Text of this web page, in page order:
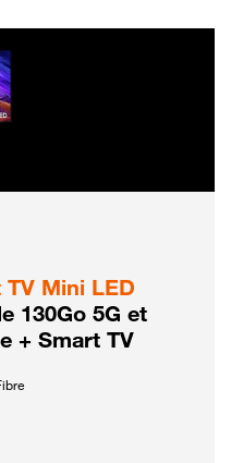
TV Mini LED
130Go 5G et
+ Smart TV